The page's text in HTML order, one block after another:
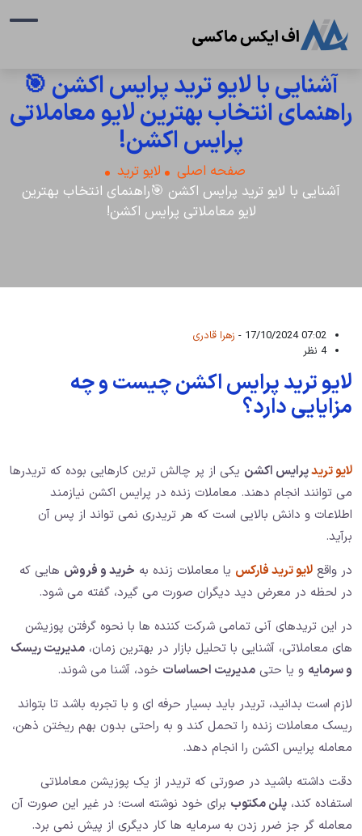
آشنایی با لایو ترید پرایس اکشن 🎯
راهنمای انتخاب بهترین لایو معاملاتی
پرایس اکشن!
صفحه اصلی
لایو ترید
آشنایی با لایو ترید پرایس اکشن 🎯راهنمای انتخاب بهترین
لایو معاملاتی پرایس اکشن!
07:02 17/10/2024 -
زهرا قادری
4 نظر
لایو ترید پرایس اکشن چیست و چه
مزایایی دارد؟
لایو تریدپرایس اکشن یکی از پر چالش ترین کارهایی بوده که تریدرها
می توانند انجام دهند. معاملات زنده در پرایس اکشن نیازمند
اطلاعات و دانش بالایی است که هر تریدری نمی تواند از پس آن
برآید.
در واقع لایو ترید فارکس یا معاملات زنده به خرید و فروش هایی که
در لحظه در معرض دید دیگران صورت می گیرد، گفته می شود.
در این تریدهای آنی تمامی شرکت کننده ها با نحوه گرفتن پوزیشن
های معاملاتی، آشنایی با تحلیل بازار در بهترین زمان، مدیریت ریسک
و سرمایه و یا حتی مدیریت احساسات خود، آشنا می شوند.
لازم است بدانید، تریدر باید بسیار حرفه ای و با تجربه باشد تا بتواند
ریسک معاملات زنده را تحمل کند و به راحتی بدون بهم ریختن ذهن،
معامله پرایس اکشن را انجام دهد.
دقت داشته باشید در صورتی که تریدر از یک پوزیشن معاملاتی
استفاده کند، پلن مکتوب برای خود نوشته است؛ در غیر این صورت آن
معامله گر جز ضرر زدن به سرمایه ها کار دیگری از پیش نمی برد.